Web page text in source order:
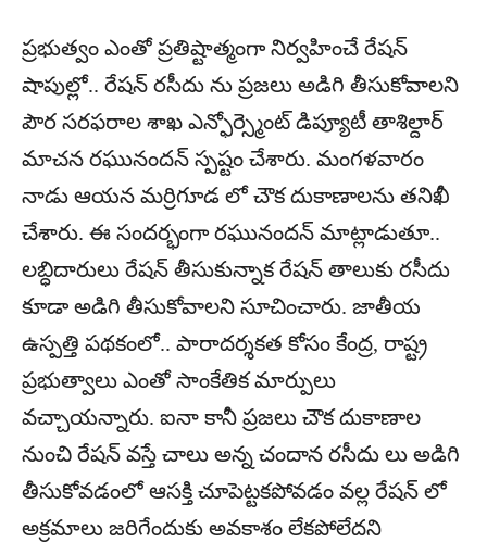
ప్రభుత్వం ఎంతో ప్రతిష్టాత్మంగా నిర్వహించే రేషన్
షాపుల్లో.. రేషన్ రసీదు ను ప్రజలు అడిగి తీసుకోవాలని
పౌర సరఫరాల శాఖ ఎన్ఫోర్స్మెంట్ డిప్యూటీ తాశిల్దార్
మాచన రఘునందన్ స్పష్టం చేశారు. మంగళవారం
నాడు ఆయన మర్రిగూడ లో చౌక దుకాణాలను తనిఖీ
చేశారు. ఈ సందర్భంగా రఘునందన్ మాట్లాడుతూ..
లబ్ధిదారులు రేషన్ తీసుకున్నాక రేషన్ తాలుకు రసీదు
కూడా అడిగి తీసుకోవాలని సూచించారు. జాతీయ
ఉస్పత్తి పథకంలో.. పారాదర్శకత కోసం కేంద్ర, రాష్ట్ర
ప్రభుత్వాలు ఎంతో సాంకేతిక మార్పులు
వచ్చాయన్నారు. ఐనా కానీ ప్రజలు చౌక దుకాణాల
నుంచి రేషన్ వస్తే చాలు అన్న చందాన రసీదు లు అడిగి
తీసుకోవడంలో ఆసక్తి చూపెట్టకపోవడం వల్ల రేషన్ లో
అక్రమాలు జరిగేందుకు అవకాశం లేకపోలేదని